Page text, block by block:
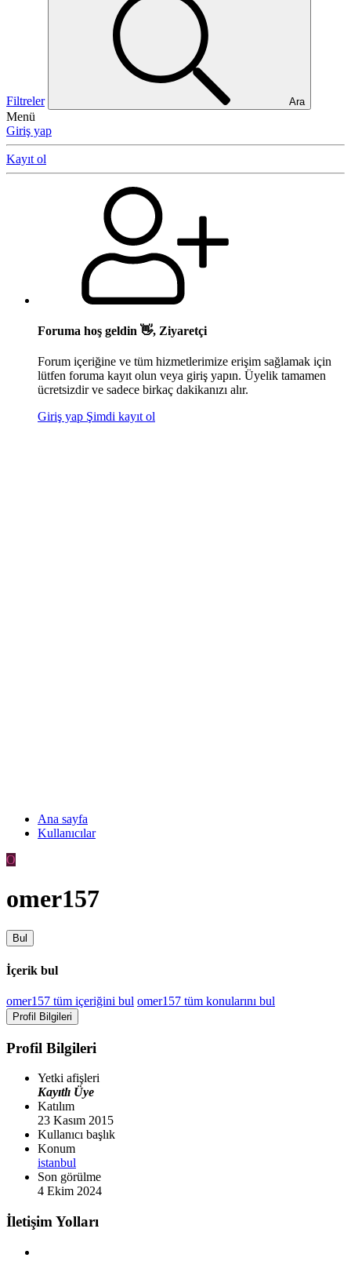
Filtreler Ara
Menü
Giriş yap
Kayıt ol
Foruma hoş geldin 👋, Ziyaretçi
Forum içeriğine ve tüm hizmetlerimize erişim sağlamak için
lütfen foruma kayıt olun veya giriş yapın. Üyelik tamamen
ücretsizdir ve sadece birkaç dakikanızı alır.
Giriş yap Şimdi kayıt ol
Ana sayfa
Kullanıcılar
O
omer157
Bul
İçerik bul
omer157 tüm içeriğini bul omer157 tüm konularını bul
Profil Bilgileri
Profil Bilgileri
Yetki afişleri
Kayıtlı Üye
Katılım
23 Kasım 2015
Kullanıcı başlık
Konum
istanbul
Son görülme
4 Ekim 2024
İletişim Yolları